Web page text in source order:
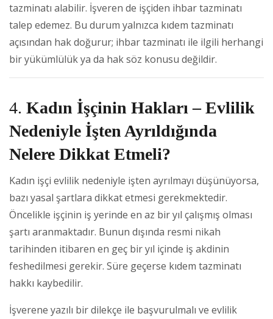
tazminatı alabilir. İşveren de işçiden ihbar tazminatı
talep edemez. Bu durum yalnızca kıdem tazminatı
açısından hak doğurur; ihbar tazminatı ile ilgili herhangi
bir yükümlülük ya da hak söz konusu değildir.
4. Kadın İşçinin Hakları – Evlilik
Nedeniyle İşten Ayrıldığında
Nelere Dikkat Etmeli?
Kadın işçi evlilik nedeniyle işten ayrılmayı düşünüyorsa,
bazı yasal şartlara dikkat etmesi gerekmektedir.
Öncelikle işçinin iş yerinde en az bir yıl çalışmış olması
şartı aranmaktadır. Bunun dışında resmi nikah
tarihinden itibaren en geç bir yıl içinde iş akdinin
feshedilmesi gerekir. Süre geçerse kıdem tazminatı
hakkı kaybedilir.
İşverene yazılı bir dilekçe ile başvurulmalı ve evlilik